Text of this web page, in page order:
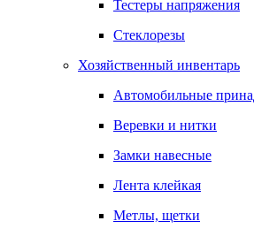
Тестеры напряжения
Стеклорезы
Хозяйственный инвентарь
Автомобильные
Веревки и нитки
Замки навесные
Лента клейкая
Метлы, щетки